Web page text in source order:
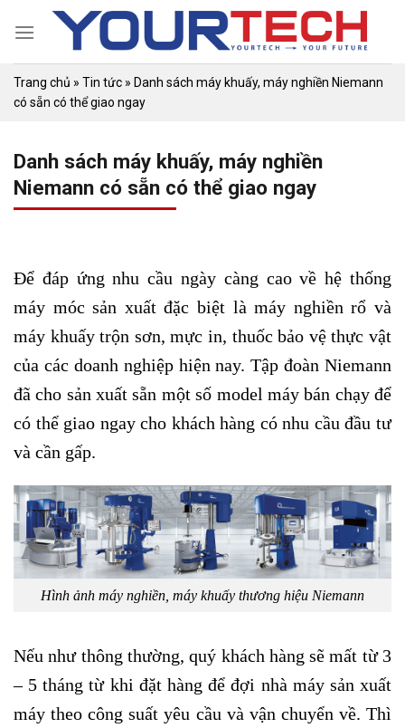
Trang chủ » Tin tức » Danh sách máy khuấy, máy nghiền Niemann
có sẵn có thể giao ngay
Danh sách máy khuấy, máy nghiền
Niemann có sẵn có thể giao ngay
Để đáp ứng nhu cầu ngày càng cao về hệ thống
máy móc sản xuất đặc biệt là máy nghiền rổ và
máy khuấy trộn sơn, mực in, thuốc bảo vệ thực vật
của các doanh nghiệp hiện nay. Tập đoàn Niemann
đã cho sản xuất sẵn một số model máy bán chạy để
có thể giao ngay cho khách hàng có nhu cầu đầu tư
và cần gấp.
Hình ảnh máy nghiền, máy khuấy thương hiệu Niemann
Nếu như thông thường, quý khách hàng sẽ mất từ 3
– 5 tháng từ khi đặt hàng để đợi nhà máy sản xuất
máy theo công suất yêu cầu và vận chuyển về. Thì